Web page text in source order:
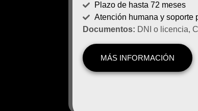
Plazo de hasta 72 meses
Atención humana y soporte
Documentos: DNI o licencia,
MÁS INFORMACIÓN